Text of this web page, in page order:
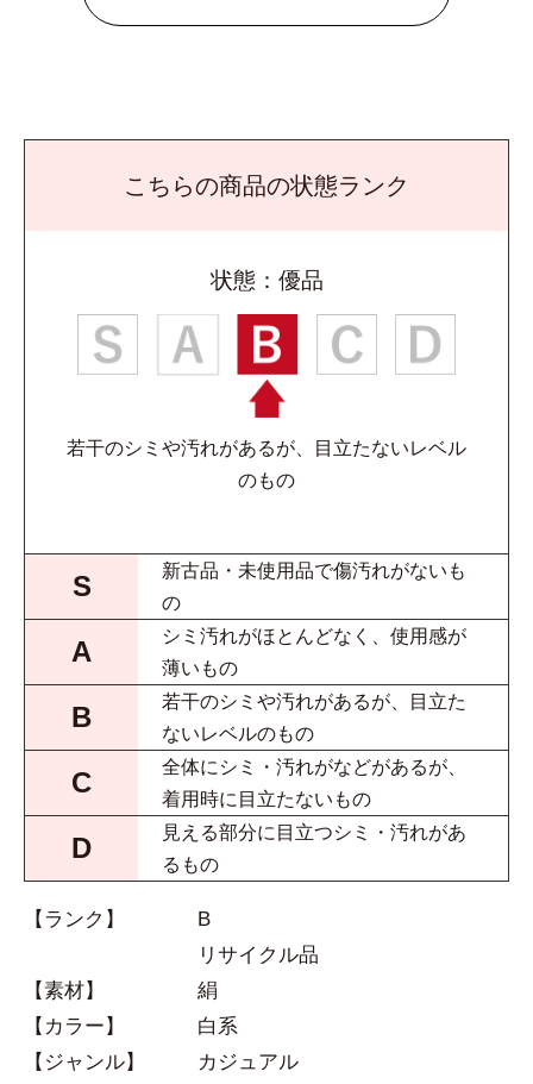
こちらの商品の状態ランク
状態：優品
若干のシミや汚れがあるが、目立たないレベル
のもの
S
新古品・未使用品で傷汚れがないも
の
A
シミ汚れがほとんどなく、使用感が
薄いもの
B
若干のシミや汚れがあるが、目立た
ないレベルのもの
C
全体にシミ・汚れがなどがあるが、
着用時に目立たないもの
D
見える部分に目立つシミ・汚れがあ
るもの
【ランク】
B
リサイクル品
【素材】
絹
【カラー】
白系
【ジャンル】
カジュアル